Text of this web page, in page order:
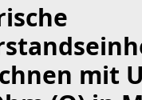
mit